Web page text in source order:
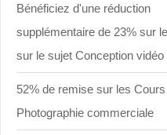
Bénéficiez d'une réduction
supplémentaire de 23% sur
sur le sujet Conception vidéo
52% de remise sur les
Photographie commerciale